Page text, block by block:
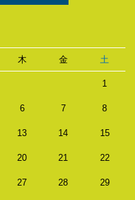
木 金 土
1
6 7 8
13 14 15
20 21 22
27 28 29